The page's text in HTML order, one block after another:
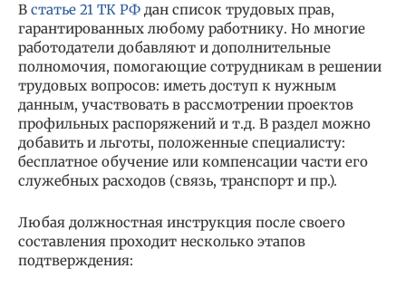
В статье 21 ТК РФ дан список трудовых прав,
гарантированных любому работнику. Но многие
работодатели добавляют и дополнительные
полномочия, помогающие сотрудникам в решении
трудовых вопросов: иметь доступ к нужным
данным, участвовать в рассмотрении проектов
профильных распоряжений и т.д. В раздел можно
добавить и льготы, положенные специалисту:
бесплатное обучение или компенсации части его
служебных расходов (связь, транспорт и пр.).
Любая должностная инструкция после своего
составления проходит несколько этапов
подтверждения: